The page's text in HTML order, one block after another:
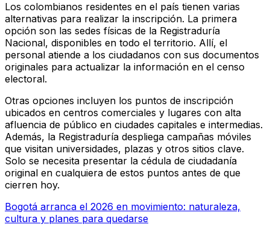
Los colombianos residentes en el país tienen varias
alternativas para realizar la inscripción. La primera
opción son las sedes físicas de la Registraduría
Nacional, disponibles en todo el territorio. Allí, el
personal atiende a los ciudadanos con sus documentos
originales para actualizar la información en el censo
electoral.
Otras opciones incluyen los puntos de inscripción
ubicados en centros comerciales y lugares con alta
afluencia de público en ciudades capitales e intermedias.
Además, la Registraduría despliega campañas móviles
que visitan universidades, plazas y otros sitios clave.
Solo se necesita presentar la cédula de ciudadanía
original en cualquiera de estos puntos antes de que
cierren hoy.
Bogotá arranca el 2026 en movimiento: naturaleza,
cultura y planes para quedarse